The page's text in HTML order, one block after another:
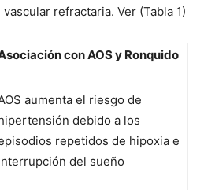
refractaria. Ver (Tabla 1)
con AOS y Ronquido
aumenta el riesgo de
debido a los
repetidos de hipoxia e
del sueño